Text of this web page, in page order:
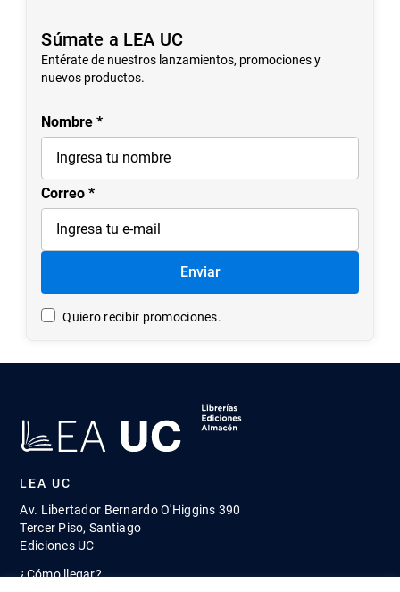
Súmate a LEA UC
Entérate de nuestros lanzamientos, promociones y
nuevos productos.
Nombre
Correo
Enviar
Quiero recibir promociones.
LEA UC
Av. Libertador Bernardo O'Higgins 390
Tercer Piso, Santiago
Ediciones UC
¿Cómo llegar?